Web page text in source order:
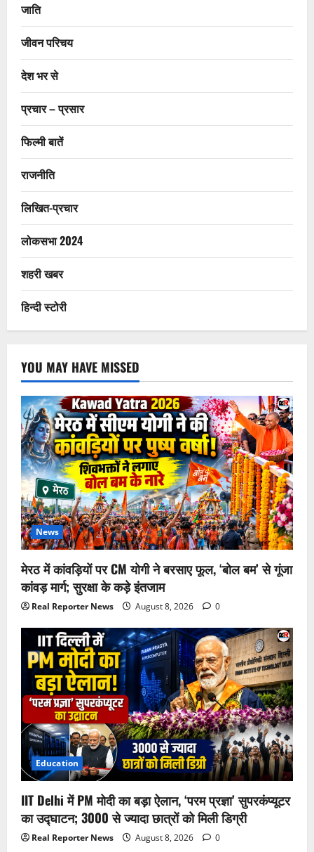
जाति
जीवन परिचय
देश भर से
प्रचार – प्रसार
फिल्मी बातें
राजनीति
लिखित-प्रचार
लोकसभा 2024
शहरी खबर
हिन्दी स्टोरी
YOU MAY HAVE MISSED
News
मेरठ में कांवड़ियों पर CM योगी ने बरसाए फूल, ‘बोल बम’ से गूंजा
कांवड़ मार्ग; सुरक्षा के कड़े इंतजाम
Real Reporter News August 8, 2026 0
Education
IIT Delhi में PM मोदी का बड़ा ऐलान, ‘परम प्रज्ञा’ सुपरकंप्यूटर
का उद्घाटन; 3000 से ज्यादा छात्रों को मिली डिग्री
Real Reporter News August 8, 2026 0